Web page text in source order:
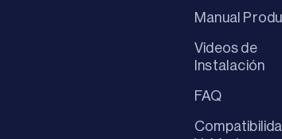
Manual
Videos de
Instalación
FAQ